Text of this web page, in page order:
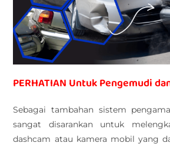
PERHATIAN Untuk Pengemudi
Sebagai tambahan sistem
sangat disarankan untuk
dashcam atau kamera mobil yang